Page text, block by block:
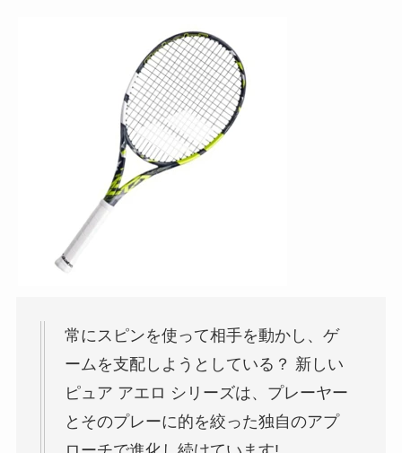
常にスピンを使って相手を動かし、ゲ
ームを支配しようとしている？ 新しい
ピュア アエロ シリーズは、プレーヤー
とそのプレーに的を絞った独自のアプ